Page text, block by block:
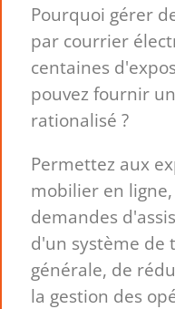
Pourquoi gérer
par courrier
centaines
pouvez fournir
rationalisé ?
Permettez aux
mobilier en
demandes
d'un système de
générale, de
la gestion des